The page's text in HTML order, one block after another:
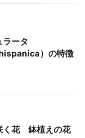
ラータ
）の特徴
く花 鉢植えの花